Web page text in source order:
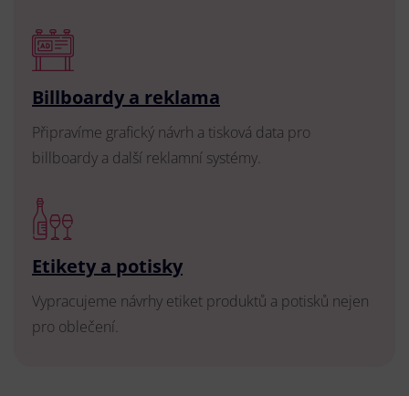
Billboardy a reklama
Připravíme grafický návrh a tisková data pro
billboardy a další reklamní systémy.
Etikety a potisky
Vypracujeme návrhy etiket produktů a potisků nejen
pro oblečení.